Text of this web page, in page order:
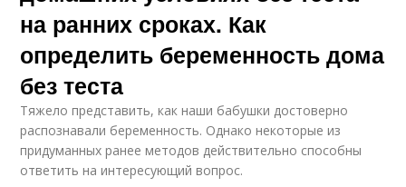
на ранних сроках. Как
определить беременность дома
без теста
Тяжело представить, как наши бабушки достоверно
распознавали беременность. Однако некоторые из
придуманных ранее методов действительно способны
ответить на интересующий вопрос.